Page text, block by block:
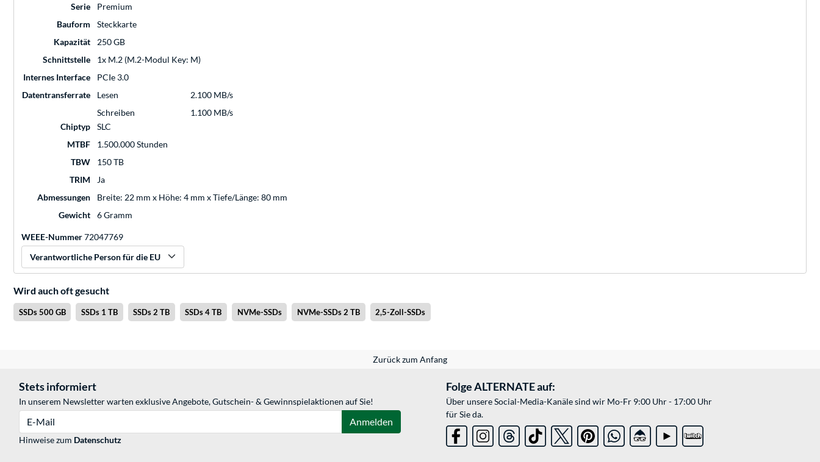
Serie
Premium
Bauform
Steckkarte
Kapazität
250 GB
Schnittstelle
1x M.2 (M.2-Modul Key: M)
Internes Interface
PCIe 3.0
Datentransferrate
Lesen
2.100 MB/s
Schreiben
1.100 MB/s
Chiptyp
SLC
MTBF
1.500.000 Stunden
TBW
150 TB
TRIM
Ja
Abmessungen
Breite: 22 mm x Höhe: 4 mm x Tiefe/Länge: 80 mm
Gewicht
6 Gramm
WEEE-Nummer72047769
Verantwortliche Person für die EU
Wird auch oft gesucht
SSDs 500 GB SSDs 1 TB SSDs 2 TB SSDs 4 TB NVMe-SSDs NVMe-SSDs 2 TB 2,5-Zoll-SSDs
Zurück zum Anfang
Stets informiert
In unserem Newsletter warten exklusive Angebote, Gutschein- & Gewinnspielaktionen auf Sie!
Anmelden
Hinweise zum Datenschutz
Folge ALTERNATE auf:
Über unsere Social-Media-Kanäle sind wir Mo-Fr 9:00 Uhr - 17:00 Uhr
für Sie da.